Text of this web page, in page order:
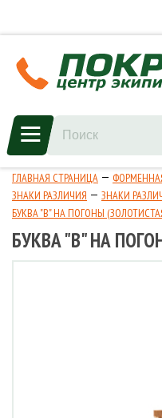
ГЛАВНАЯ СТРАНИЦА
ЗНАКИ РАЗЛИЧИЯ
ЗНАКИ
БУКВА "В" НА ПОГОНЫ
БУКВА "В" НА